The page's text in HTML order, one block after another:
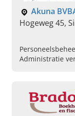
Akuna
Hogeweg 45,
Administratie